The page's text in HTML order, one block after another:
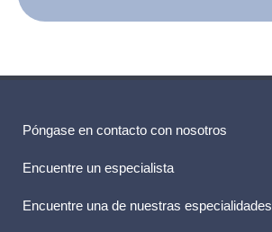
Póngase en contacto con nosotros
Encuentre un especialista
Encuentre una de nuestras especialidades